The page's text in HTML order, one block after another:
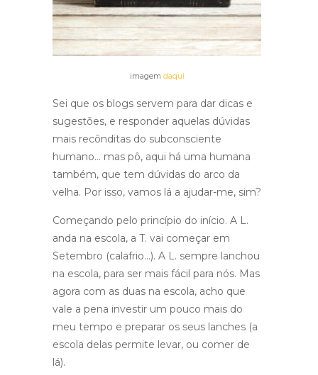
imagem daqui
Sei que os blogs servem para dar dicas e
sugestões, e responder aquelas dúvidas
mais recônditas do subconsciente
humano… mas pô, aqui há uma humana
também, que tem dúvidas do arco da
velha. Por isso, vamos lá a ajudar-me, sim?
Começando pelo princípio do início. A L.
anda na escola, a T. vai começar em
Setembro (calafrio…). A L. sempre lanchou
na escola, para ser mais fácil para nós. Mas
agora com as duas na escola, acho que
vale a pena investir um pouco mais do
meu tempo e preparar os seus lanches (a
escola delas permite levar, ou comer de
lá).